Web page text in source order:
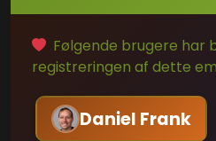
Følgende brugere har
registreringen af dette
Daniel Frank